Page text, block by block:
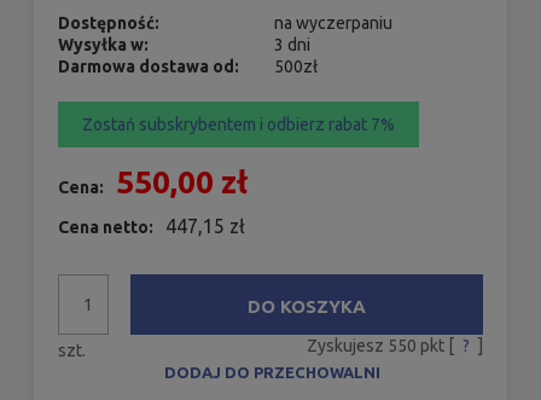
Dostępność:
na wyczerpaniu
Wysyłka w:
3 dni
Darmowa dostawa od:
500zł
Zostań subskrybentem i odbierz rabat 7%
Cena: 550,00 zł
Cena netto: 447,15 zł
szt.
DO KOSZYKA
Zyskujesz 550 pkt [ ? ]
DODAJ DO PRZECHOWALNI